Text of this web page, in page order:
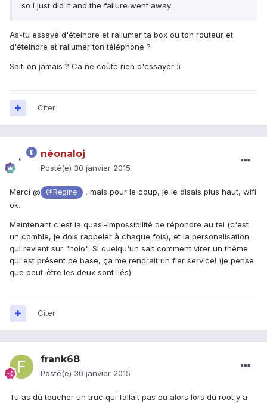
so I just did it and the failure went away
As-tu essayé d'éteindre et rallumer ta box ou ton routeur et
d'éteindre et rallumer ton téléphone ?
Sait-on jamais ? Ca ne coûte rien d'essayer :)
Citer
néonaloj
Posté(e) 30 janvier 2015
Merci @ @Regine
, mais pour le coup, je le disais plus haut, wifi
ok.
Maintenant c'est la quasi-impossibilité de répondre au tel (c'est
un comble, je dois rappeler à chaque fois), et la personalisation
qui revient sur "holo". Si quelqu'un sait comment virer un thème
qui est présent de base, ça me rendrait un fier service! (je pense
que peut-être les deux sont liés)
Citer
frank68
Posté(e) 30 janvier 2015
Tu as dû toucher un truc qui fallait pas ou alors lors du root y a